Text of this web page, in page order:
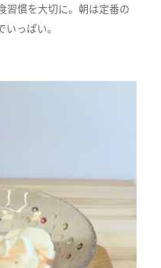
習慣を大切に。朝は定番の
っぱい。